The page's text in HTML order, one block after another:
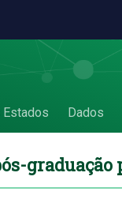
Estados Dados